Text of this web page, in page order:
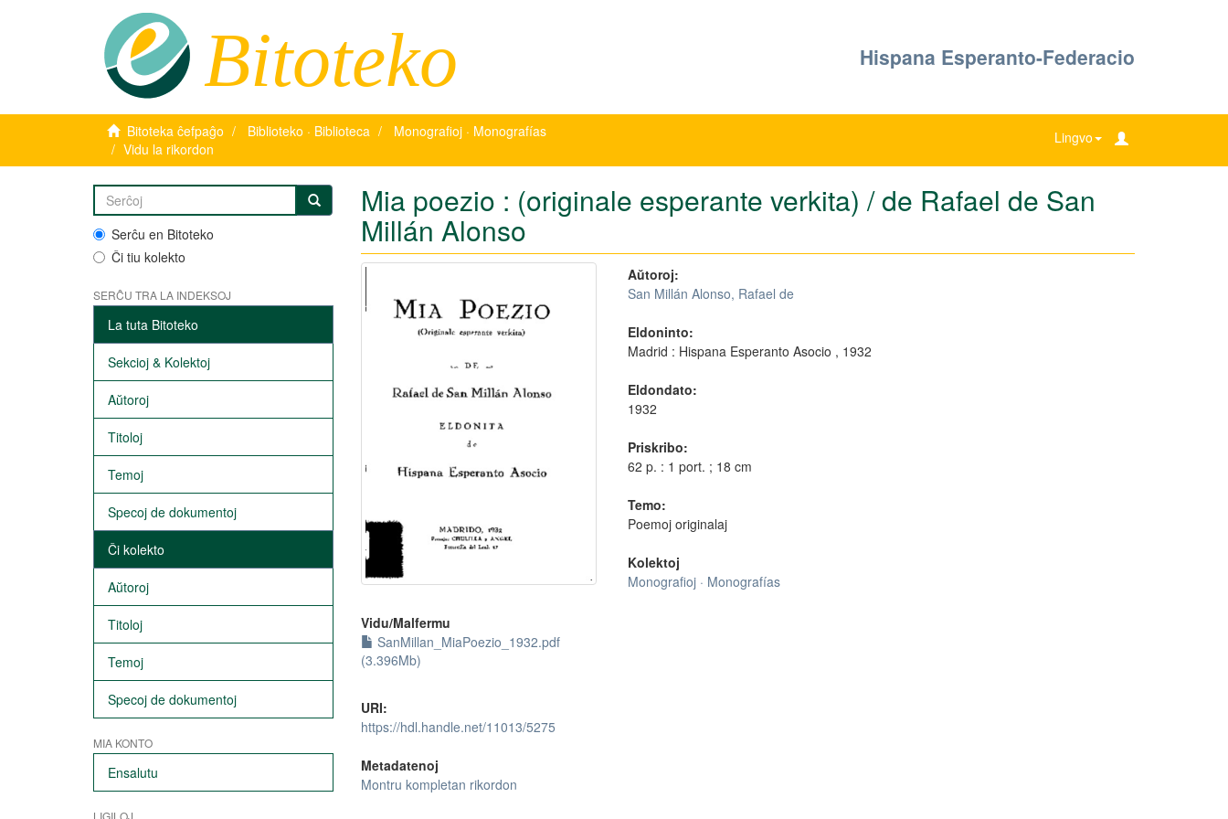
Bitoteko Hispana Esperanto-Federacio
Bitoteka ĉefpaĝo Biblioteko · Biblioteca
Monografioj · Monografías
Vidu la rikordon
Lingvo
Serĉu en Bitoteko
Ĉi tiu kolekto
SERĈU TRA LA INDEKSOJ
La tuta Bitoteko
Sekcioj & Kolektoj
Aŭtoroj
Titoloj
Temoj
Specoj de dokumentoj
Ĉi kolekto
Aŭtoroj
Titoloj
Temoj
Specoj de dokumentoj
MIA KONTO
Ensalutu
LIGILOJ
Mia poezio : (originale esperante verkita) / de Rafael de San
Millán Alonso
Vidu/Malfermu
SanMillan_MiaPoezio_1932.pdf
(3.396Mb)
URI:
https://hdl.handle.net/11013/5275
Metadatenoj
Montru kompletan rikordon
Aŭtoroj:
San Millán Alonso, Rafael de
Eldoninto:
Madrid : Hispana Esperanto Asocio , 1932
Eldondato:
1932
Priskribo:
62 p. : 1 port. ; 18 cm
Temo:
Poemoj originalaj
Kolektoj
Monografioj · Monografías